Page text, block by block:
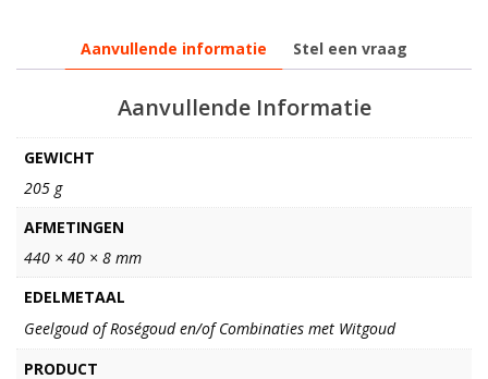
Aanvullende informatie Stel een vraag
Aanvullende Informatie
GEWICHT
205 g
AFMETINGEN
440 × 40 × 8 mm
EDELMETAAL
Geelgoud of Roségoud en/of Combinaties met Witgoud
PRODUCT